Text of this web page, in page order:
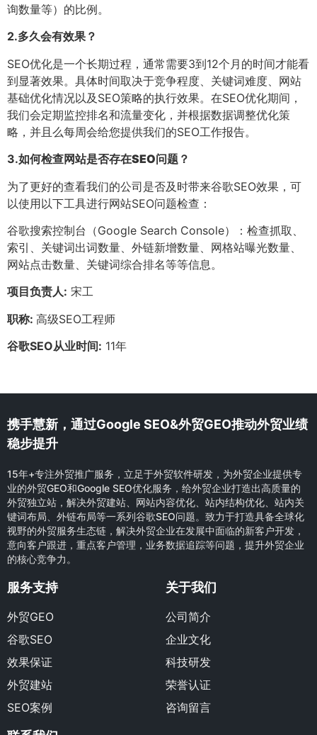
询数量等）的比例。
2.多久会有效果？
SEO优化是一个长期过程，通常需要3到12个月的时间才能看
到显著效果。具体时间取决于竞争程度、关键词难度、网站
基础优化情况以及SEO策略的执行效果。在SEO优化期间，
我们会定期监控排名和流量变化，并根据数据调整优化策
略，并且么每周会给您提供我们的SEO工作报告。
3.如何检查网站是否存在SEO问题？
为了更好的查看我们的公司是否及时带来谷歌SEO效果，可
以使用以下工具进行网站SEO问题检查：
谷歌搜索控制台（Google Search Console）：检查抓取、
索引、关键词出词数量、外链新增数量、网格站曝光数量、
网站点击数量、关键词综合排名等等信息。
项目负责人: 宋工
职称: 高级SEO工程师
谷歌SEO从业时间: 11年
携手慧新，通过Google SEO&外贸GEO推动外贸业绩
稳步提升
15年+专注外贸推广服务，立足于外贸软件研发，为外贸企业提供专
业的外贸GEO和Google SEO优化服务，给外贸企业打造出高质量的
外贸独立站，解决外贸建站、网站内容优化、站内结构优化、站内关
键词布局、外链布局等一系列谷歌SEO问题。致力于打造具备全球化
视野的外贸服务生态链，解决外贸企业在发展中面临的新客户开发，
意向客户跟进，重点客户管理，业务数据追踪等问题，提升外贸企业
的核心竞争力。
服务支持
外贸GEO
谷歌SEO
效果保证
外贸建站
SEO案例
关于我们
公司简介
企业文化
科技研发
荣誉认证
咨询留言